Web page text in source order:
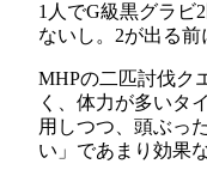
1人でG級黒グラビ
ないし。2が出る
MHPの二匹討伐ク
く、体力が多いタ
用しつつ、頭ぶっ
い」であまり効果